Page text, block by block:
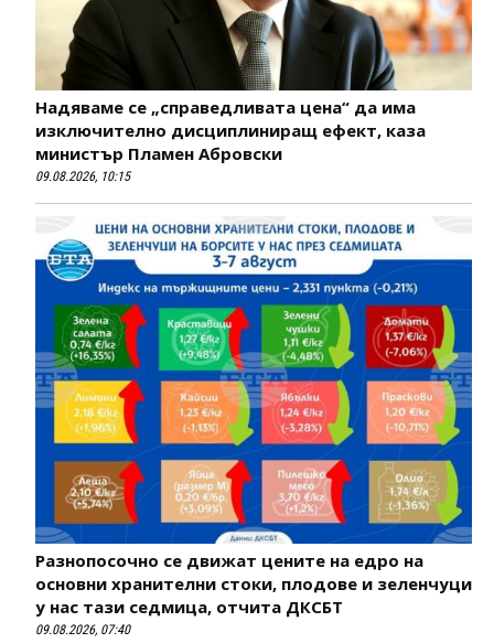
Надяваме се „справедливата цена“ да има
изключително дисциплиниращ ефект, каза
министър Пламен Абровски
09.08.2026, 10:15
Разнопосочно се движат цените на едро на
основни хранителни стоки, плодове и зеленчуци
у нас тази седмица, отчита ДКСБТ
09.08.2026, 07:40